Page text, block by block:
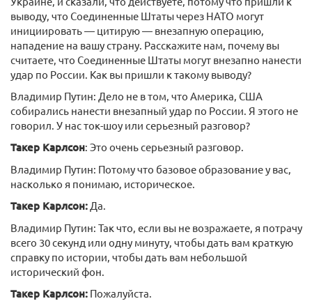
выводу, что Соединенные Штаты через НАТО могут
инициировать — цитирую — внезапную операцию,
нападение на вашу страну. Расскажите нам, почему вы
считаете, что Соединенные Штаты могут внезапно нанести
удар по России. Как вы пришли к такому выводу?
Владимир Путин: Дело не в том, что Америка, США
собирались нанести внезапный удар по России. Я этого не
говорил. У нас ток-шоу или серьезный разговор?
Такер Карлсон: Это очень серьезный разговор.
Владимир Путин: Потому что базовое образование у вас,
насколько я понимаю, историческое.
Такер Карлсон: Да.
Владимир Путин: Так что, если вы не возражаете, я потрачу
всего 30 секунд или одну минуту, чтобы дать вам краткую
справку по истории, чтобы дать вам небольшой
исторический фон.
Такер Карлсон: Пожалуйста.